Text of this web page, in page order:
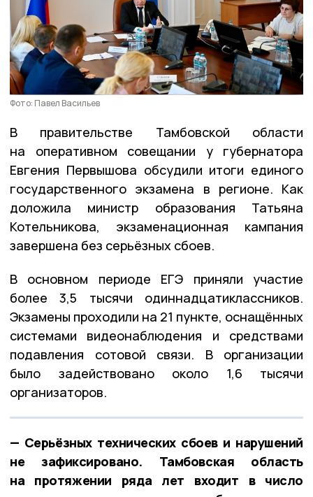
Фото: Павел Васильев
В правительстве Тамбовской области
на оперативном совещании у губернатора
Евгения Первышова обсудили итоги единого
государственного экзамена в регионе. Как
доложила министр образования Татьяна
Котельникова, экзаменационная кампания
завершена без серьёзных сбоев.
В основном периоде ЕГЭ приняли участие
более 3,5 тысячи одиннадцатиклассников.
Экзамены проходили на 21 пункте, оснащённых
системами видеонаблюдения и средствами
подавления сотовой связи. В организации
было задействовано около 1,6 тысячи
организаторов.
— Серьёзных технических сбоев и нарушений
не зафиксировано. Тамбовская область
на протяжении ряда лет входит в число